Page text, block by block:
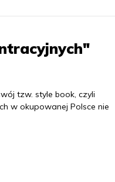
tzw. style book, czyli
w okupowanej Polsce nie